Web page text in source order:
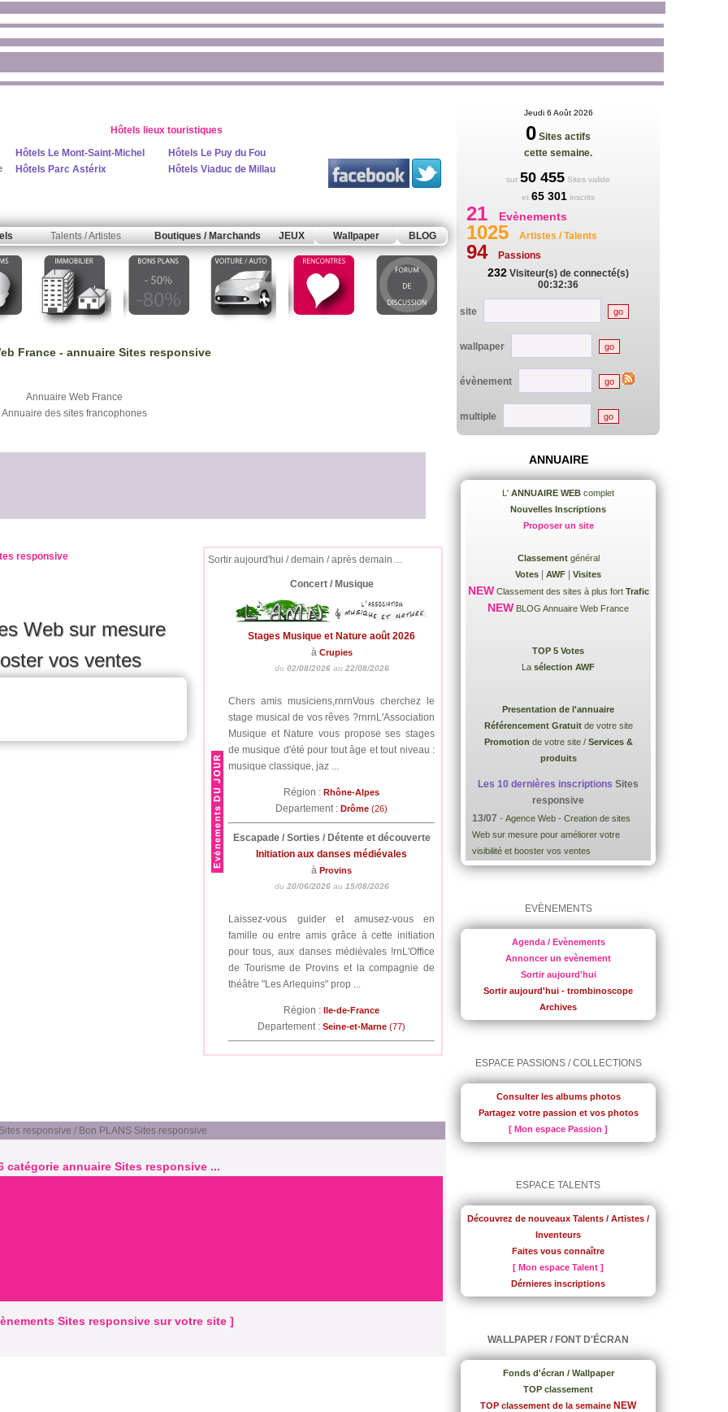
Hôtels lieux touristiques
Hôtels Le Mont-Saint-Michel
Hôtels Le Puy du Fou
Hôtels Parc Astérix
Hôtels Viaduc de Millau
Talents / Artistes Boutiques / Marchands JEUX Wallpaper BLOG
France - annuaire Sites responsive
Annuaire Web France
Annuaire des sites francophones
responsive
Web sur mesure
vos ventes
Sortir aujourd'hui / demain / après demain ...
Concert / Musique
Stages Musique et Nature août 2026
à Crupies
du 02/08/2026au 22/08/2026
Chers amis musiciens,rnrnVous cherchez le
stage musical de vos rêves ?rnrnL'Association
Musique et Nature vous propose ses stages
de musique d'été pour tout âge et tout niveau :
musique classique, jaz ...
Région : Rhône-Alpes
Departement : Drôme (26)
Escapade / Sorties / Détente et découverte
Initiation aux danses médiévales
à Provins
du 20/06/2026au 15/08/2026
Laissez-vous guider et amusez-vous en
famille ou entre amis grâce à cette initiation
pour tous, aux danses médiévales !rnL'Office
de Tourisme de Provins et la compagnie de
théâtre "Les Arlequins" prop ...
Région : Ile-de-France
Departement : Seine-et-Marne (77)
responsive / Bon PLANS Sites responsive
catégorie annuaire Sites responsive ...
Sites responsive sur votre site ]
Jeudi 6 Août 2026
0 Sites actifs
cette semaine.
sur 50 455 Sites valide
et 65 301 inscrits
21 Evènements
1025 Artistes / Talents
94 Passions
232 Visiteur(s) de connecté(s)
00:32:36
site
wallpaper
évènement
multiple
ANNUAIRE
L' ANNUAIRE WEB complet
Nouvelles Inscriptions
Proposer un site
Classementgénéral
Votes
AWF Visites
NEWClassement des sites à plus fort Trafic
NEW BLOG Annuaire Web France
TOP 5 Votes
La sélection AWF
Presentation de l'annuaire
Référencement Gratuitde votre site
Promotion de votre site / Services &
produits
Les 10 dernières inscriptions Sites
responsive
13/07 - Agence Web - Creation de sites
Web sur mesure pour améliorer votre
visibilité et booster vos ventes
EVÈNEMENTS
Agenda / Evènements
Annoncer un evènement
Sortir aujourd'hui
Sortir aujourd'hui - trombinoscope
Archives
ESPACE PASSIONS / COLLECTIONS
Consulter les albums photos
Partagez votre passion et vos photos
[ Mon espace Passion ]
ESPACE TALENTS
Découvrez de nouveaux Talents / Artistes /
Inventeurs
Faites vous connaître
[ Mon espace Talent ]
Dérnieres inscriptions
WALLPAPER / FONT D'ÉCRAN
Fonds d'écran / Wallpaper
TOP classement
TOP classement de la semaine NEW